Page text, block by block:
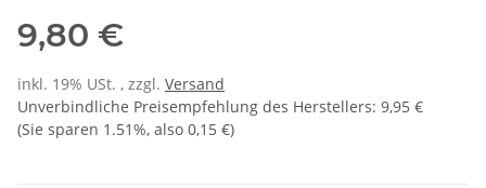
9,80 €
inkl. 19% USt. , zzgl. Versand
Unverbindliche Preisempfehlung des Herstellers: 9,95 €
(Sie sparen 1.51%, also 0,15 €)